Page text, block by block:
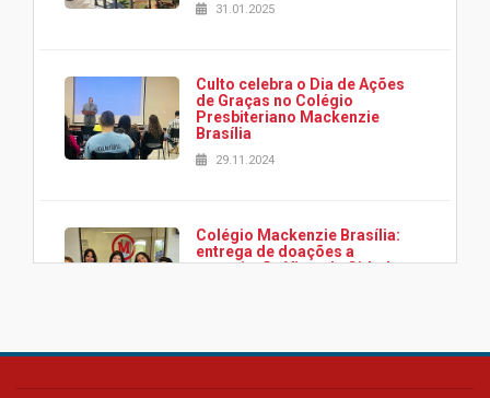
31.01.2025
Culto celebra o Dia de Ações
de Graças no Colégio
Presbiteriano Mackenzie
Brasília
29.11.2024
Colégio Mackenzie Brasília:
entrega de doações a
associação Viver da Cidade
Colégio Presbiteriano